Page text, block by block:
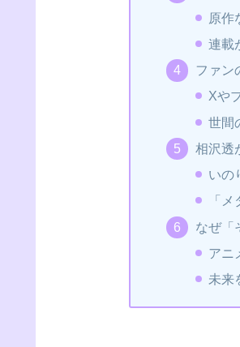
原作
連載
ファン
Xや
世間
相沢透
いの
「
なぜ「
アニ
未来